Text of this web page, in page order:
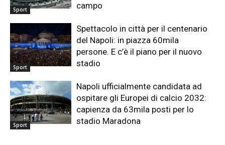
Sport
campo
Sport
Spettacolo in città per il centenario
del Napoli: in piazza 60mila
persone. E c’è il piano per il nuovo
stadio
Sport
Napoli ufficialmente candidata ad
ospitare gli Europei di calcio 2032:
capienza da 63mila posti per lo
stadio Maradona